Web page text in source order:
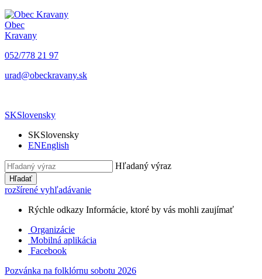
Obec
Kravany
052/778 21 97
urad@obeckravany.sk
SKSlovensky
SKSlovensky
ENEnglish
Hľadaný výraz
Hľadať
rozšírené vyhľadávanie
Rýchle odkazy Informácie, ktoré by vás mohli zaujímať
Organizácie
Mobilná aplikácia
Facebook
Pozvánka na folklórnu sobotu 2026